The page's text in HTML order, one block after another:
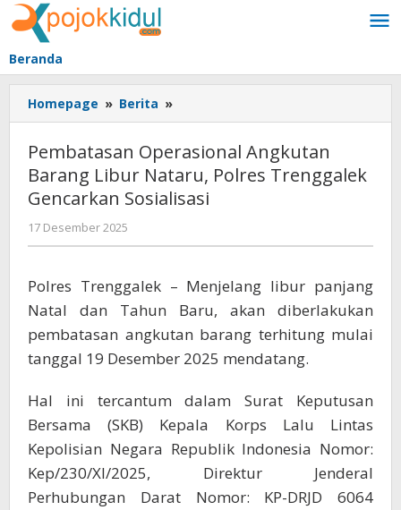
Lewati
ke
konten
Beranda
Homepage » Berita »
Operasional
Barang
Libur
Nataru,
Gencarkan
Pembatasan Operasional Angkutan
Barang Libur Nataru, Polres Trenggalek
Gencarkan Sosialisasi
17 Desember 2025
BangAdmin
Polres Trenggalek – Menjelang libur panjang
Natal dan Tahun Baru, akan diberlakukan
pembatasan angkutan barang terhitung mulai
tanggal 19 Desember 2025 mendatang.
Hal ini tercantum dalam Surat Keputusan
Bersama (SKB) Kepala Korps Lalu Lintas
Kepolisian Negara Republik Indonesia Nomor:
Kep/230/Xl/2025, Direktur Jenderal
Perhubungan Darat Nomor: KP-DRJD 6064